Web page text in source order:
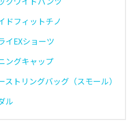
ドフィットチノ
イEXショーツ
ングキャップ
ストリングバッグ（スモール）
ル